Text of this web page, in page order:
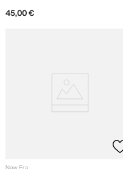
45,00 €
New Era